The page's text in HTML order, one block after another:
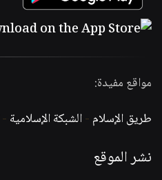
مواقع مفيدة:
طريق الإسلام -الشبكة الإسلامية -
نشر الموقع